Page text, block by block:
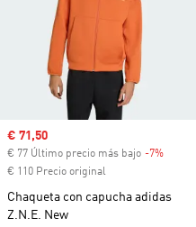
Precio de venta
€ 71,50
€ 77 Último precio más bajo -7%
€ 110 Precio original
Chaqueta con capucha adidas
Z.N.E. New